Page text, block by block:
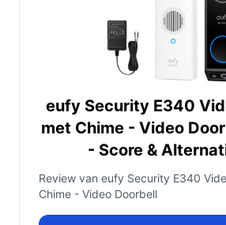
eufy Security E340
met Chime - Video
- Score &
Review van eufy Security E340
Chime - Video Doorbell